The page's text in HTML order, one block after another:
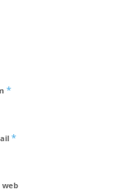
*
*
web